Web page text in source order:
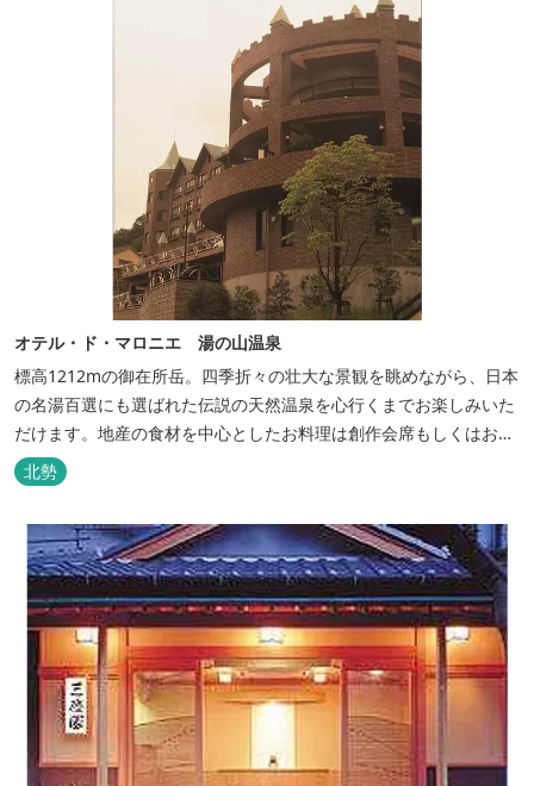
オテル・ド・マロニエ 湯の山温泉
標高1212mの御在所岳。四季折々の壮大な景観を眺めながら、日本
の名湯百選にも選ばれた伝説の天然温泉を心行くまでお楽しみいた
だけます。地産の食材を中心としたお料理は創作会席もしくはお箸
でもお楽しみいただける本格フレンチをお選びいただけ、会席・フ
レンチコースとも同じテーブルにてご賞味いただけます。また館内
やお食事は浴衣姿でお楽しみいただけます。ゆったり、気軽に安心
していただける会員制リゾートホ...
北勢